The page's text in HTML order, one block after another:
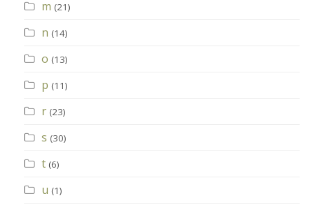
m (21)
n (14)
o (13)
p (11)
r (23)
s (30)
t (6)
u (1)